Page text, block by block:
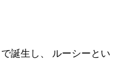
誕生し、 ルーシーとい